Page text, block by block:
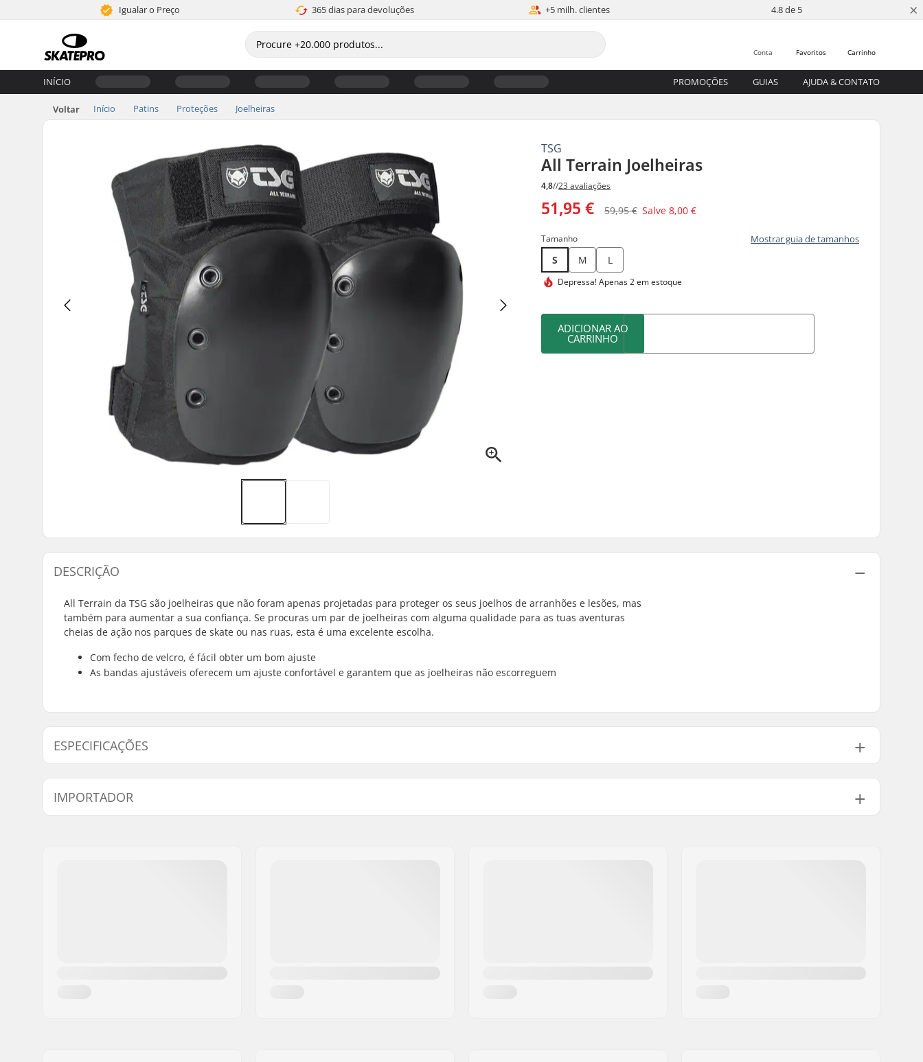
Igualar o Preço 365 dias para devoluções +5 milh. clientes 4.8 de 5 ×
Carrinho
Favoritos
Conta
INÍCIO PROMOÇÕES GUIAS AJUDA & CONTATO
Voltar Início Patins Proteções Joelheiras
TSG
All Terrain Joelheiras
4,8//23 avaliações
51,95 € 59,95 € Salve8,00 €
Tamanho Mostrar guia de tamanhos
S M L
Depressa!Apenas 2 em estoque
ADICIONAR AO
CARRINHO
DESCRIÇÃO
All Terrain da TSG são joelheiras que não foram apenas projetadas para proteger os seus joelhos de arranhões e lesões, mas
também para aumentar a sua confiança. Se procuras um par de joelheiras com alguma qualidade para as tuas aventuras
cheias de ação nos parques de skate ou nas ruas, esta é uma excelente escolha.
Com fecho de velcro, é fácil obter um bom ajuste
As bandas ajustáveis oferecem um ajuste confortável e garantem que as joelheiras não escorreguem
ESPECIFICAÇÕES
Gênero:
Unisex
Proteção:
Sistema de fecho:
Fecho em Velcro
IMPORTADOR